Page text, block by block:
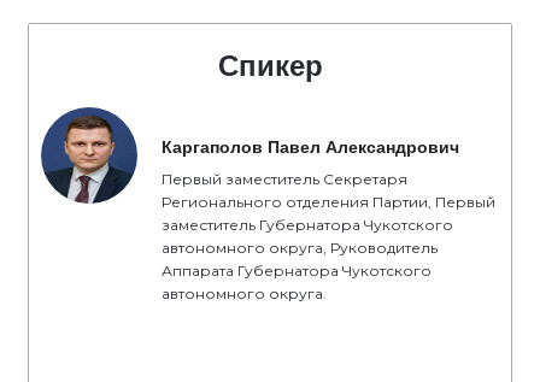
Спикер
Каргаполов Павел Александрович
Первый заместитель Секретаря
Регионального отделения Партии, Первый
заместитель Губернатора Чукотского
автономного округа, Руководитель
Аппарата Губернатора Чукотского
автономного округа.